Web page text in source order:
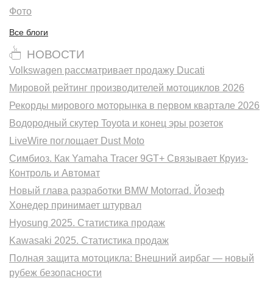
Фото
Все блоги
НОВОСТИ
Volkswagen рассматривает продажу Ducati
Мировой рейтинг производителей мотоциклов 2026
Рекорды мирового моторынка в первом квартале 2026
Водородный скутер Toyota и конец эры розеток
LiveWire поглощает Dust Moto
Симбиоз. Как Yamaha Tracer 9GT+ Связывает Круиз-
Контроль и Автомат
Новый глава разработки BMW Motorrad. Йозеф
Хонедер принимает штурвал
Hyosung 2025. Статистика продаж
Kawasaki 2025. Статистика продаж
Полная защита мотоцикла: Внешний аирбаг — новый
рубеж безопасности